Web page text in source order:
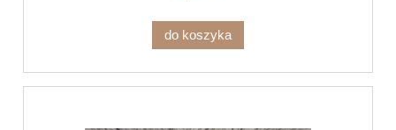
do koszyka